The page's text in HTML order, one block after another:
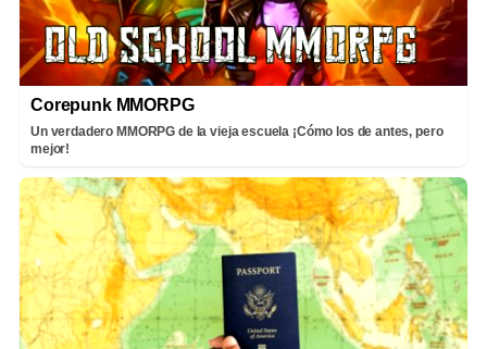
Corepunk MMORPG
Un verdadero MMORPG de la vieja escuela ¡Cómo los de antes, pero
mejor!